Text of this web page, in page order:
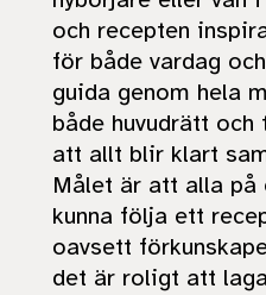
och recepten
för både vardag
guida genom hela
både huvudrätt
att allt blir klart
Målet är att alla
kunna följa ett
oavsett
det är roligt att